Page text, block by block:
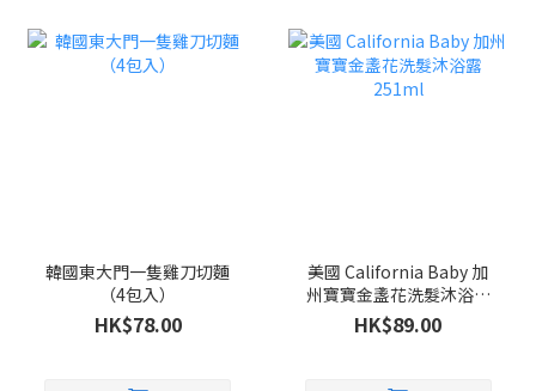
韓國東大門一隻雞刀切麵
（4包入）
HK$78.00
美國 California Baby 加
州寶寶金盞花洗髮沐浴露
251ml
HK$89.00